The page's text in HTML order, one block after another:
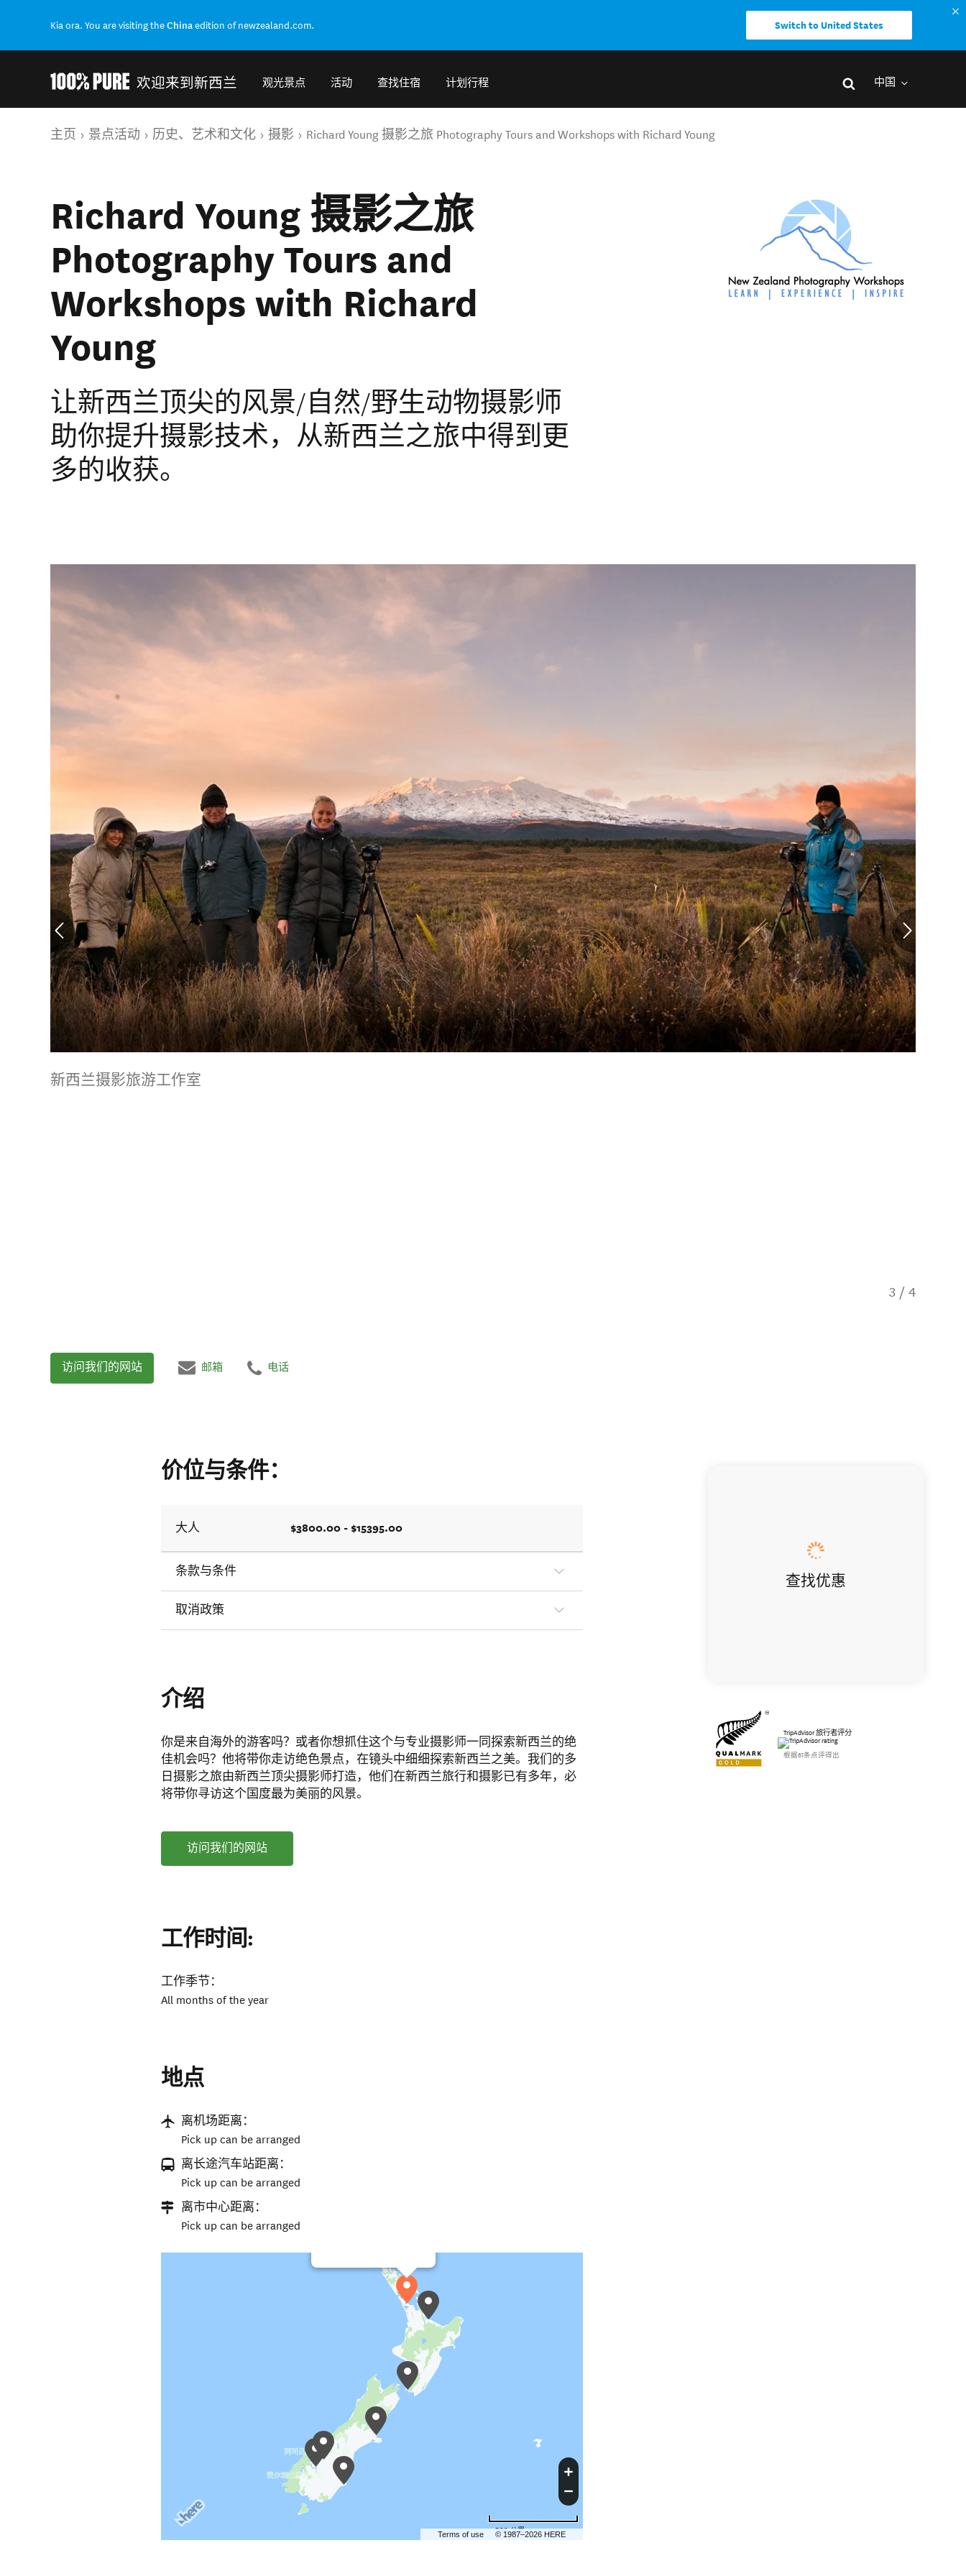
Kia ora. You are visiting theChinaedition of newzealand.com. Switch to United States
欢迎来到新西兰 观光景点 活动 查找住宿 计划行程 中国
你的位置
主页 景点活动 历史、艺术和文化 摄影 Richard Young 摄影之旅 Photography Tours and Workshops with Richard Young
Richard Young 摄影之旅
Photography Tours and
Workshops with Richard
Young
让新西兰顶尖的风景/自然/野生动物摄影师
助你提升摄影技术，从新西兰之旅中得到更
多的收获。
新西兰摄影旅游工作室
3 / 4
访问我们的网站 邮箱 电话
价位与条件：
大人 $3800.00 - $15395.00
条款与条件
取消政策
介绍
你是来自海外的游客吗？或者你想抓住这个与专业摄影师一同探索新西兰的绝
佳机会吗？他将带你走访绝色景点，在镜头中细细探索新西兰之美。我们的多
日摄影之旅由新西兰顶尖摄影师打造，他们在新西兰旅行和摄影已有多年，必
将带你寻访这个国度最为美丽的风景。
访问我们的网站
工作时间:
工作季节：
All months of the year
地点
离机场距离：
Pick up can be arranged
离长途汽车站距离：
Pick up can be arranged
离市中心距离：
Pick up can be arranged
Terms of use © 1987–2026 HERE
500 公里
查找优惠
TripAdvisor 旅行者评分
根据61条点评得出